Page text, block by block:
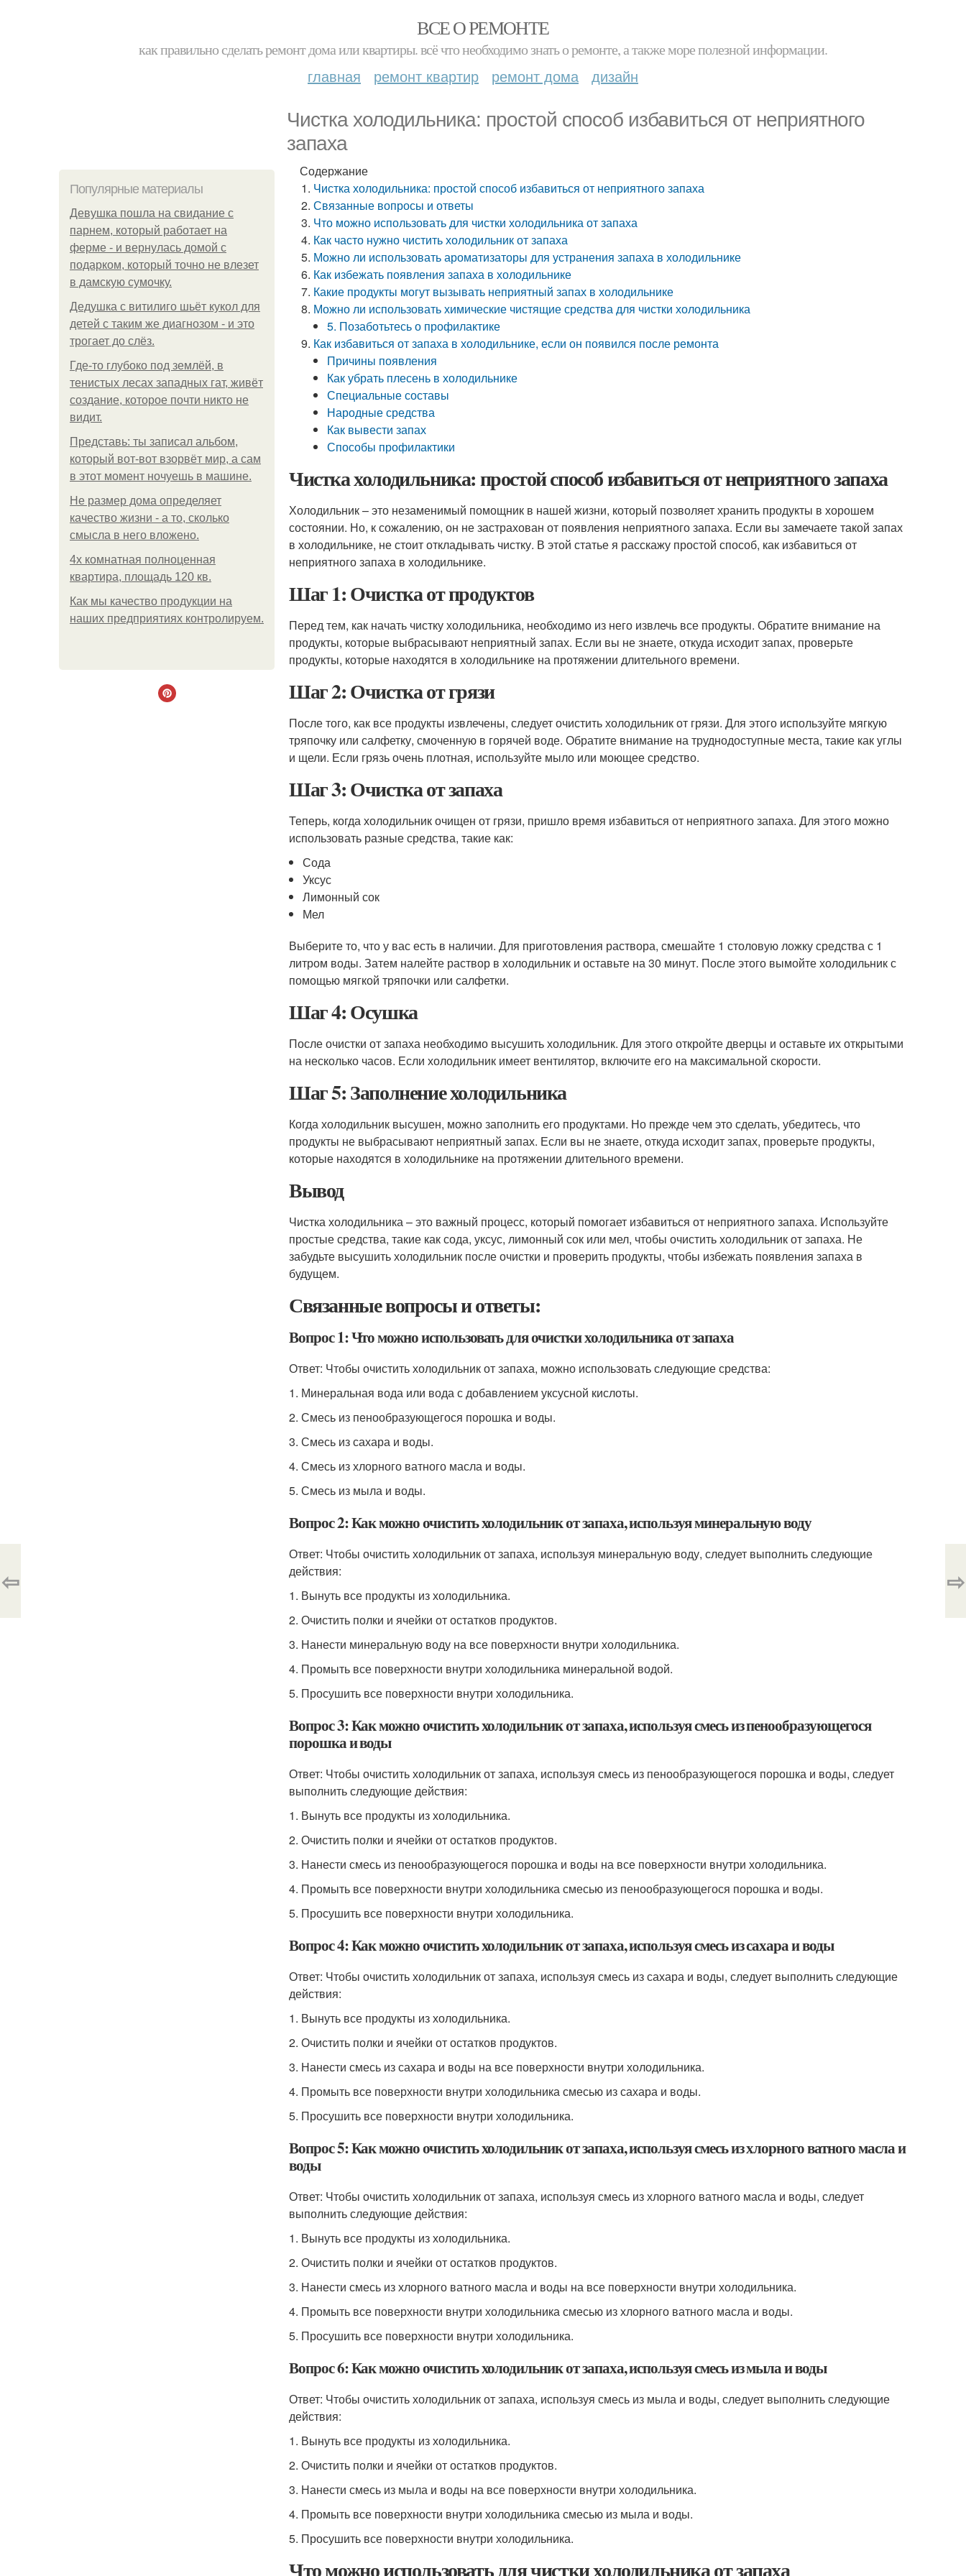
ВСЕ О РЕМОНТЕ
как правильно сделать ремонт дома или квартиры. всё что необходимо знать о ремонте, а также море полезной информации.
главная ремонт квартир ремонт дома дизайн
Чистка холодильника: простой способ избавиться от неприятного
запаха
Популярные материалы
Девушка пошла на свидание с
парнем, который работает на
ферме - и вернулась домой с
подарком, который точно не влезет
в дамскую сумочку.
Дедушка с витилиго шьёт кукол для
детей с таким же диагнозом - и это
трогает до слёз.
Где-то глубоко под землёй, в
тенистых лесах западных гат, живёт
создание, которое почти никто не
видит.
Представь: ты записал альбом,
который вот-вот взорвёт мир, а сам
в этот момент ночуешь в машине.
Не размер дома определяет
качество жизни - а то, сколько
смысла в него вложено.
4x комнатная полноценная
квартира, площадь 120 кв.
Как мы качество продукции на
наших предприятиях контролируем.
Содержание
Чистка холодильника: простой способ избавиться от неприятного запаха
Связанные вопросы и ответы
Что можно использовать для чистки холодильника от запаха
Как часто нужно чистить холодильник от запаха
Можно ли использовать ароматизаторы для устранения запаха в холодильнике
Как избежать появления запаха в холодильнике
Какие продукты могут вызывать неприятный запах в холодильнике
Можно ли использовать химические чистящие средства для чистки холодильника
5. Позаботьтесь о профилактике
Как избавиться от запаха в холодильнике, если он появился после ремонта
Причины появления
Как убрать плесень в холодильнике
Специальные составы
Народные средства
Как вывести запах
Способы профилактики
Чистка холодильника: простой способ избавиться от неприятного запаха
Холодильник – это незаменимый помощник в нашей жизни, который позволяет хранить продукты в хорошем
состоянии. Но, к сожалению, он не застрахован от появления неприятного запаха. Если вы замечаете такой запах
в холодильнике, не стоит откладывать чистку. В этой статье я расскажу простой способ, как избавиться от
неприятного запаха в холодильнике.
Шаг 1: Очистка от продуктов
Перед тем, как начать чистку холодильника, необходимо из него извлечь все продукты. Обратите внимание на
продукты, которые выбрасывают неприятный запах. Если вы не знаете, откуда исходит запах, проверьте
продукты, которые находятся в холодильнике на протяжении длительного времени.
Шаг 2: Очистка от грязи
После того, как все продукты извлечены, следует очистить холодильник от грязи. Для этого используйте мягкую
тряпочку или салфетку, смоченную в горячей воде. Обратите внимание на труднодоступные места, такие как углы
и щели. Если грязь очень плотная, используйте мыло или моющее средство.
Шаг 3: Очистка от запаха
Теперь, когда холодильник очищен от грязи, пришло время избавиться от неприятного запаха. Для этого можно
использовать разные средства, такие как:
Сода
Уксус
Лимонный сок
Мел
Выберите то, что у вас есть в наличии. Для приготовления раствора, смешайте 1 столовую ложку средства с 1
литром воды. Затем налейте раствор в холодильник и оставьте на 30 минут. После этого вымойте холодильник с
помощью мягкой тряпочки или салфетки.
Шаг 4: Осушка
После очистки от запаха необходимо высушить холодильник. Для этого откройте дверцы и оставьте их открытыми
на несколько часов. Если холодильник имеет вентилятор, включите его на максимальной скорости.
Шаг 5: Заполнение холодильника
Когда холодильник высушен, можно заполнить его продуктами. Но прежде чем это сделать, убедитесь, что
продукты не выбрасывают неприятный запах. Если вы не знаете, откуда исходит запах, проверьте продукты,
которые находятся в холодильнике на протяжении длительного времени.
Вывод
Чистка холодильника – это важный процесс, который помогает избавиться от неприятного запаха. Используйте
простые средства, такие как сода, уксус, лимонный сок или мел, чтобы очистить холодильник от запаха. Не
забудьте высушить холодильник после очистки и проверить продукты, чтобы избежать появления запаха в
будущем.
Связанные вопросы и ответы:
Вопрос 1: Что можно использовать для очистки холодильника от запаха
Ответ: Чтобы очистить холодильник от запаха, можно использовать следующие средства:
1. Минеральная вода или вода с добавлением уксусной кислоты.
2. Смесь из пенообразующегося порошка и воды.
3. Смесь из сахара и воды.
4. Смесь из хлорного ватного масла и воды.
5. Смесь из мыла и воды.
Вопрос 2: Как можно очистить холодильник от запаха, используя минеральную воду
Ответ: Чтобы очистить холодильник от запаха, используя минеральную воду, следует выполнить следующие
действия:
1. Вынуть все продукты из холодильника.
2. Очистить полки и ячейки от остатков продуктов.
3. Нанести минеральную воду на все поверхности внутри холодильника.
4. Промыть все поверхности внутри холодильника минеральной водой.
5. Просушить все поверхности внутри холодильника.
Вопрос 3: Как можно очистить холодильник от запаха, используя смесь из пенообразующегося
порошка и воды
Ответ: Чтобы очистить холодильник от запаха, используя смесь из пенообразующегося порошка и воды, следует
выполнить следующие действия:
1. Вынуть все продукты из холодильника.
2. Очистить полки и ячейки от остатков продуктов.
3. Нанести смесь из пенообразующегося порошка и воды на все поверхности внутри холодильника.
4. Промыть все поверхности внутри холодильника смесью из пенообразующегося порошка и воды.
5. Просушить все поверхности внутри холодильника.
Вопрос 4: Как можно очистить холодильник от запаха, используя смесь из сахара и воды
Ответ: Чтобы очистить холодильник от запаха, используя смесь из сахара и воды, следует выполнить следующие
действия:
1. Вынуть все продукты из холодильника.
2. Очистить полки и ячейки от остатков продуктов.
3. Нанести смесь из сахара и воды на все поверхности внутри холодильника.
4. Промыть все поверхности внутри холодильника смесью из сахара и воды.
5. Просушить все поверхности внутри холодильника.
Вопрос 5: Как можно очистить холодильник от запаха, используя смесь из хлорного ватного масла и
воды
Ответ: Чтобы очистить холодильник от запаха, используя смесь из хлорного ватного масла и воды, следует
выполнить следующие действия:
1. Вынуть все продукты из холодильника.
2. Очистить полки и ячейки от остатков продуктов.
3. Нанести смесь из хлорного ватного масла и воды на все поверхности внутри холодильника.
4. Промыть все поверхности внутри холодильника смесью из хлорного ватного масла и воды.
5. Просушить все поверхности внутри холодильника.
Вопрос 6: Как можно очистить холодильник от запаха, используя смесь из мыла и воды
Ответ: Чтобы очистить холодильник от запаха, используя смесь из мыла и воды, следует выполнить следующие
действия:
1. Вынуть все продукты из холодильника.
2. Очистить полки и ячейки от остатков продуктов.
3. Нанести смесь из мыла и воды на все поверхности внутри холодильника.
4. Промыть все поверхности внутри холодильника смесью из мыла и воды.
5. Просушить все поверхности внутри холодильника.
Что можно использовать для чистки холодильника от запаха
⇦ ⇨